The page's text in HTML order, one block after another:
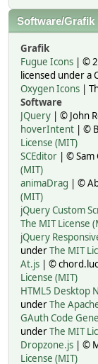
Software/Grafik
Grafik
Fugue Icons | ©
licensed under a
Oxygen Icons |
Software
JQuery | © John
hoverIntent | ©
License (MIT)
SCEditor | © Sam
(MIT)
animaDrag | ©
(MIT)
jQuery Custom
The MIT License
jQuery
underThe MIT
At.js | ©
License (MIT)
HTML5 Desktop
underThe
GAuth Code
underThe MIT
Dropzone.js | ©
License (MIT)